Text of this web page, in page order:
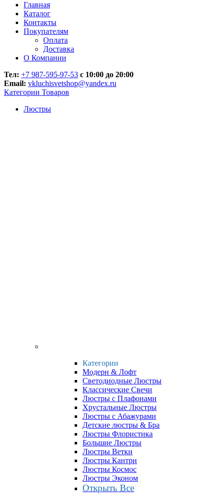
Главная
Каталог
Контакты
Покупателям
Оплата
Доставка
О Компании
Тел: +7 987-595-97-53 с 10:00 до 20:00
Email: vkluchisvetshop@yandex.ru
Категории Товаров
Люстры
Категории
Модерн & Лофт
Светодиодные Люстры
Классические Свечи
Люстры с Плафонами
Хрустальные Люстры
Люстры с Абажурами
Детские люстры & Бра
Люстры Флористика
Большие Люстры
Люстры Ветки
Люстры Кантри
Люстры Космос
Люстры Эконом
Открыть Все